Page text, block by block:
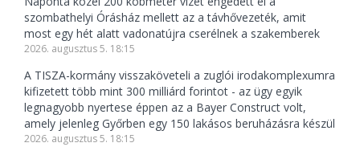
szombathelyi Órásház mellett az a távhővezeték, amit
most egy hét alatt vadonatújra cserélnek a szakemberek
2026. augusztus 5. 18:15
A TISZA-kormány visszaköveteli a zuglói irodakomplexumra
kifizetett több mint 300 milliárd forintot - az ügy egyik
legnagyobb nyertese éppen az a Bayer Construct volt,
amely jelenleg Győrben egy 150 lakásos beruházásra készül
2026. augusztus 5. 18:15